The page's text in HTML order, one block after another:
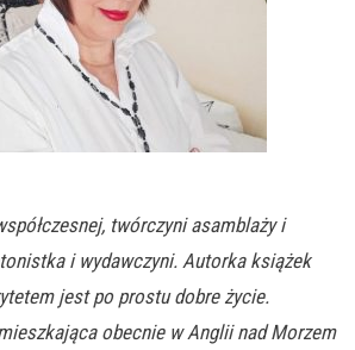
twórczyni asamblaży i
i wydawczyni. Autorka książek
jest po prostu dobre życie.
obecnie w Anglii nad Morzem